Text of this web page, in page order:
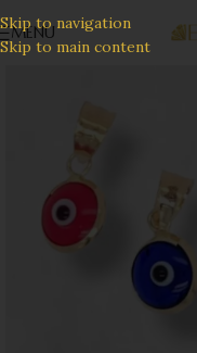
Skip to navigation
Skip to main content
MENU